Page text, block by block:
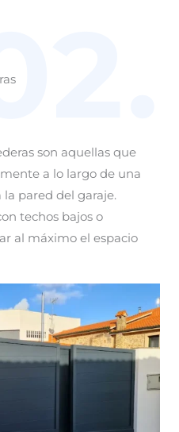
son aquellas que
a lo largo de una
pared del garaje.
techos bajos o
al máximo el espacio